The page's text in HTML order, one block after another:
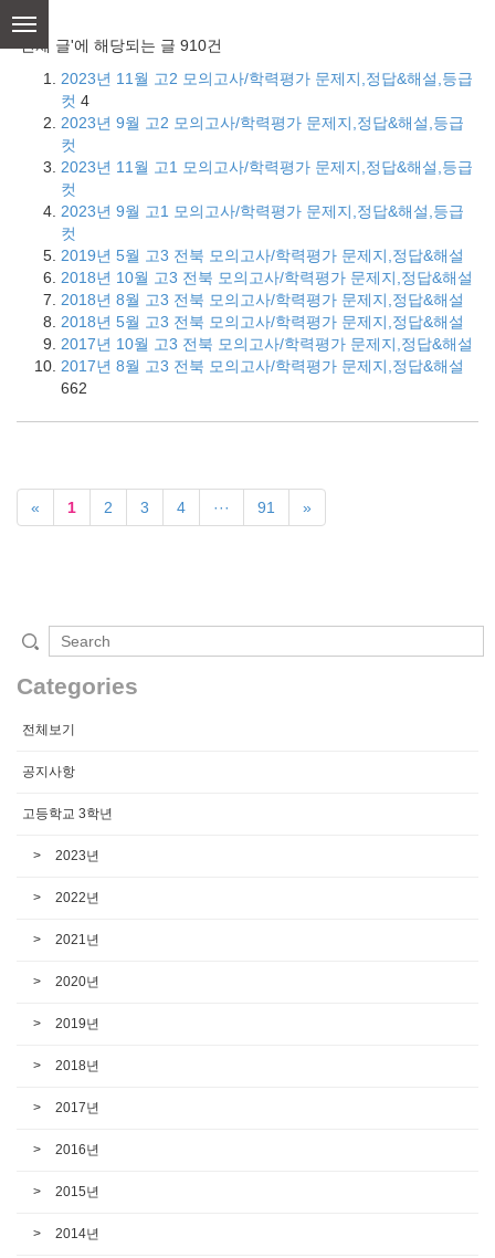
content
'전체 글'에 해당되는 글 910건
2023년 11월 고2 모의고사/학력평가 문제지,정답&해설,등급
컷 4
2023년 9월 고2 모의고사/학력평가 문제지,정답&해설,등급
컷
2023년 11월 고1 모의고사/학력평가 문제지,정답&해설,등급
컷
2023년 9월 고1 모의고사/학력평가 문제지,정답&해설,등급
컷
2019년 5월 고3 전북 모의고사/학력평가 문제지,정답&해설
2018년 10월 고3 전북 모의고사/학력평가 문제지,정답&해설
2018년 8월 고3 전북 모의고사/학력평가 문제지,정답&해설
2018년 5월 고3 전북 모의고사/학력평가 문제지,정답&해설
2017년 10월 고3 전북 모의고사/학력평가 문제지,정답&해설
2017년 8월 고3 전북 모의고사/학력평가 문제지,정답&해설
662
« 1 2 3 4 ··· 91 »
Categories
전체보기
공지사항
고등학교 3학년
2023년
2022년
2021년
2020년
2019년
2018년
2017년
2016년
2015년
2014년